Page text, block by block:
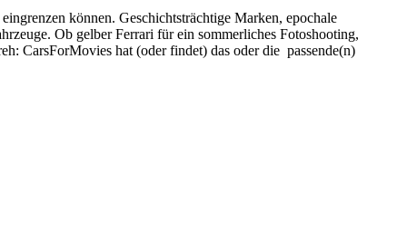
können. Geschichtsträchtige Marken, epochale
Ob gelber Ferrari für ein sommerliches Fotoshooting,
CarsForMovies hat (oder findet) das oder die passende(n)